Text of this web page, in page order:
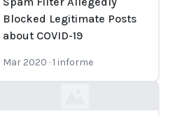
Blocked Legitimate Posts
about COVID-19
Mar 2020 ·1 informe